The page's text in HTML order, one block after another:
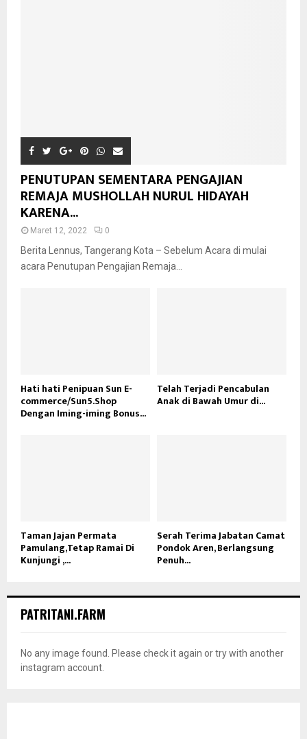
PENUTUPAN SEMENTARA PENGAJIAN
REMAJA MUSHOLLAH NURUL HIDAYAH
KARENA...
Maret 12, 2022 0
Berita Lennus, Tangerang Kota – Sebelum Acara di mulai
acara Penutupan Pengajian Remaja...
Hati hati Penipuan Sun E-
commerce/Sun5.Shop
Dengan Iming-iming Bonus...
Telah Terjadi Pencabulan
Anak di Bawah Umur di...
Taman Jajan Permata
Pamulang,Tetap Ramai Di
Kunjungi ,...
Serah Terima Jabatan Camat
Pondok Aren, Berlangsung
Penuh...
PATRITANI.FARM
No any image found. Please check it again or try with another
instagram account.